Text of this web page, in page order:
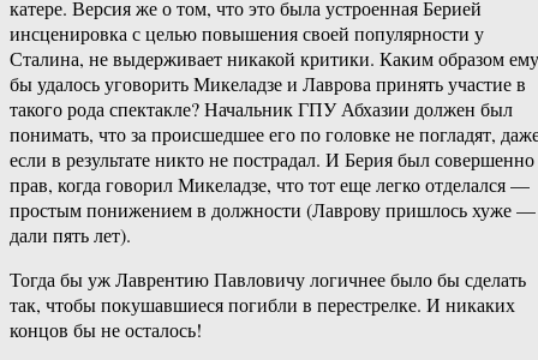
катере. Версия же о том, что это была устроенная Берией
инсценировка с целью повышения своей популярности у
Сталина, не выдерживает никакой критики. Каким образом ему
бы удалось уговорить Микеладзе и Лаврова принять участие в
такого рода спектакле? Начальник ГПУ Абхазии должен был
понимать, что за происшедшее его по головке не погладят,
если в результате никто не пострадал. И Берия был совершенно
прав, когда говорил Микеладзе, что тот еще легко отделался —
простым понижением в должности (Лаврову пришлось хуже —
дали пять лет).
Тогда бы уж Лаврентию Павловичу логичнее было бы сделать
так, чтобы покушавшиеся погибли в перестрелке. И никаких
концов бы не осталось!